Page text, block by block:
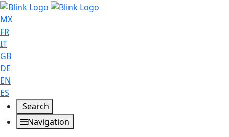
MX
FR
IT
GB
DE
EN
ES
Search
Navigation